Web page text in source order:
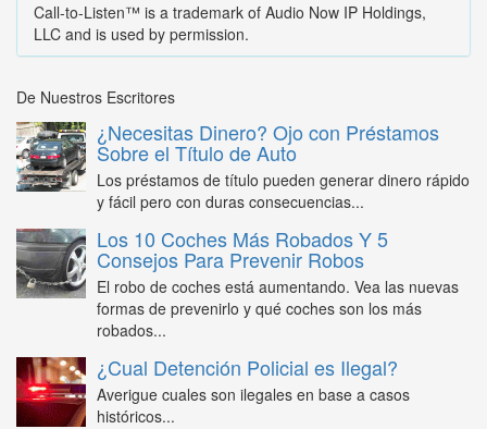
Call-to-Listen™ is a trademark of Audio Now IP Holdings,
LLC and is used by permission.
De Nuestros Escritores
¿Necesitas Dinero? Ojo con Préstamos
Sobre el Título de Auto
Los préstamos de título pueden generar dinero rápido
y fácil pero con duras consecuencias...
Los 10 Coches Más Robados Y 5
Consejos Para Prevenir Robos
El robo de coches está aumentando. Vea las nuevas
formas de prevenirlo y qué coches son los más
robados...
¿Cual Detención Policial es Ilegal?
Averigue cuales son ilegales en base a casos
históricos...